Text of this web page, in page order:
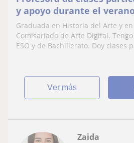
y apoyo durante el
ESO
Graduada en Historia del Arte y
Comisariado de Arte Digital.
ESO y de Bachillerato. Doy clases
ver más
Zaida